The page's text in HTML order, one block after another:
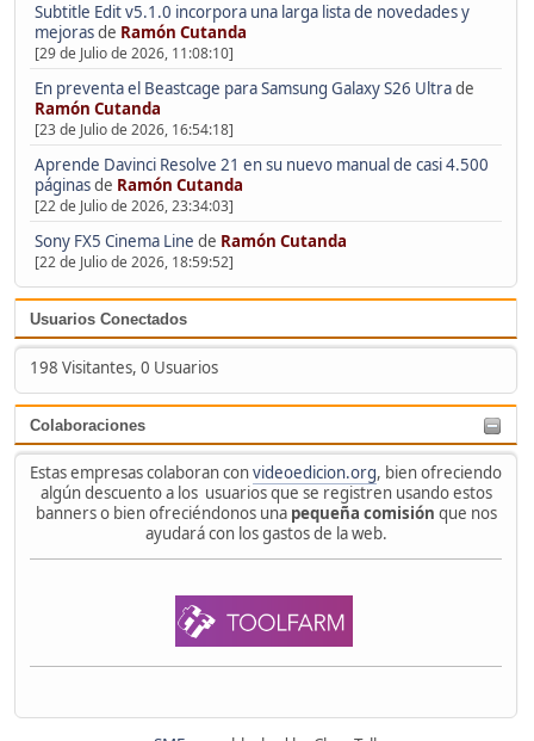
Subtitle Edit v5.1.0 incorpora una larga lista de novedades y
mejorasde Ramón Cutanda
[29 de Julio de 2026, 11:08:10]
En preventa el Beastcage para Samsung Galaxy S26 Ultrade
Ramón Cutanda
[23 de Julio de 2026, 16:54:18]
Aprende Davinci Resolve 21 en su nuevo manual de casi 4.500
páginasde Ramón Cutanda
[22 de Julio de 2026, 23:34:03]
Sony FX5 Cinema Line de Ramón Cutanda
[22 de Julio de 2026, 18:59:52]
Usuarios Conectados
198 Visitantes, 0 Usuarios
Colaboraciones
Estas empresas colaboran convideoedicion.org, bien ofreciendo
algún descuento a los usuarios que se registren usando estos
banners o bien ofreciéndonos una pequeña comisión que nos
ayudará con los gastos de la web.